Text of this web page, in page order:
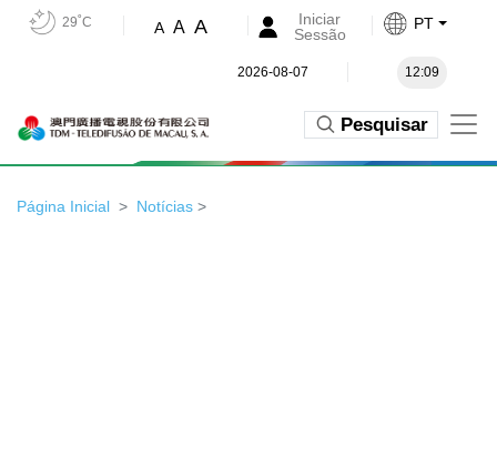
29˚C A A A
Iniciar
Sessão
PT
2026-08-07 12:09
Pesquisar
Página Inicial Notícias >